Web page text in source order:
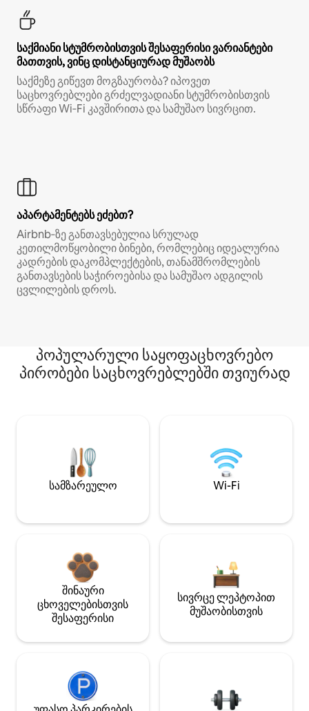
საქმიანი სტუმრობისთვის შესაფერისი ვარიანტები
მათთვის, ვინც დისტანციურად მუშაობს
საქმეზე გიწევთ მოგზაურობა? იპოვეთ
საცხოვრებლები გრძელვადიანი სტუმრობისთვის
სწრაფი Wi‑Fi კავშირითა და სამუშაო სივრცით.
აპარტამენტებს ეძებთ?
Airbnb‑ზე განთავსებულია სრულად
კეთილმოწყობილი ბინები, რომლებიც იდეალურია
კადრების დაკომპლექტების, თანამშრომლების
განთავსების საჭიროებისა და სამუშაო ადგილის
ცვლილების დროს.
პოპულარული საყოფაცხოვრებო
პირობები საცხოვრებლებში თვიურად
სამზარეულო Wi-Fi
შინაური
ცხოველებისთვის
შესაფერისი
სივრცე ლეპტოპით
მუშაობისთვის